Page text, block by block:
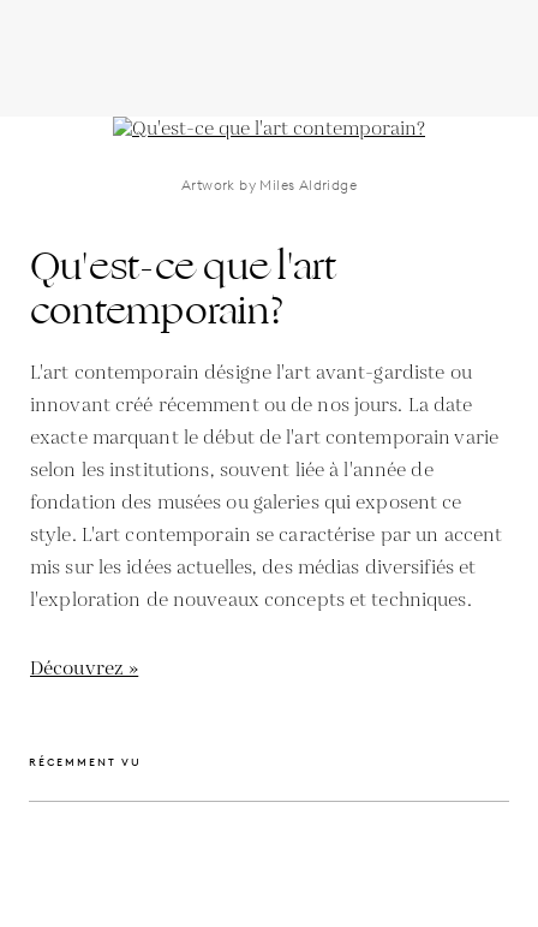
Artwork by Miles Aldridge
Qu'est-ce que l'art
contemporain?
L'art contemporain désigne l'art avant-gardiste ou
innovant créé récemment ou de nos jours. La date
exacte marquant le début de l'art contemporain varie
selon les institutions, souvent liée à l'année de
fondation des musées ou galeries qui exposent ce
style. L'art contemporain se caractérise par un accent
mis sur les idées actuelles, des médias diversifiés et
l'exploration de nouveaux concepts et techniques.
Découvrez »
RÉCEMMENT VU